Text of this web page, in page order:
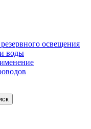
освещения
воды